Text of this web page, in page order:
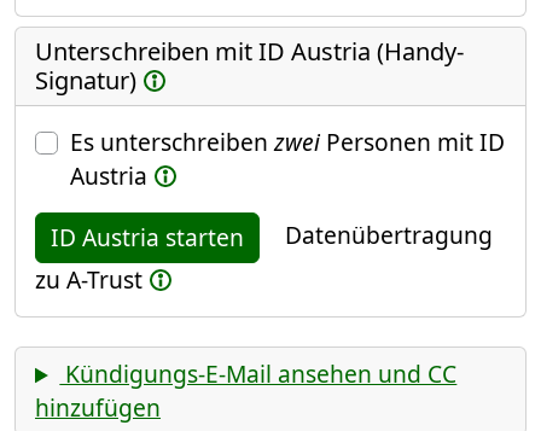
Unterschreiben mit ID Austria (Handy-
Signatur)
Es unterschreibenzweiPersonen mit ID
Austria
ID Austria starten
Datenübertragung
zu A-Trust
Kündigungs-E-Mail ansehen und CC
hinzufügen